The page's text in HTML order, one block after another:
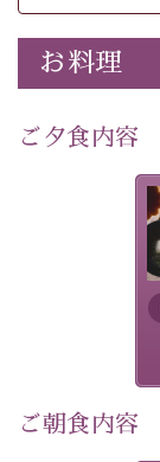
個室料亭、貸
滞在いただける
30項目以上か
■内容&特典■
1人1,000円
「千人風呂
ク
・諏訪大社4社
・館内着をご用
お料理
ご夕食内容
ご朝食内容